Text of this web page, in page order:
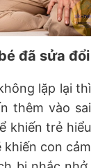
đã sửa đổi
lặp lại thì
thêm vào sai
khiến trẻ hiểu
khiến con cảm